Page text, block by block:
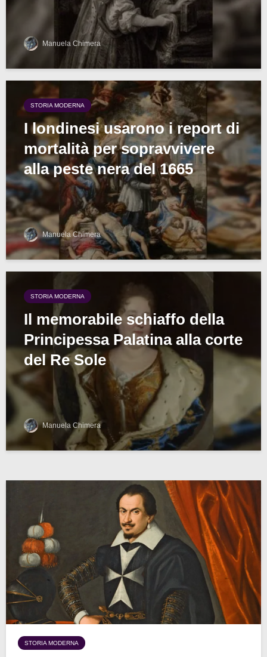
Manuela Chimera
STORIA MODERNA
I londinesi usarono i report di
mortalità per sopravvivere
alla peste nera del 1665
Manuela Chimera
STORIA MODERNA
Il memorabile schiaffo della
Principessa Palatina alla corte
del Re Sole
Manuela Chimera
STORIA MODERNA